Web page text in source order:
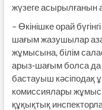
жүзеге асырылғанын
– Өкінішке орай
шағым жазушылар
жұмысына, білім
арыз-шағым болса
бастауыш кәсіп­одақ
комиссиялары жұмыс
құқықтық